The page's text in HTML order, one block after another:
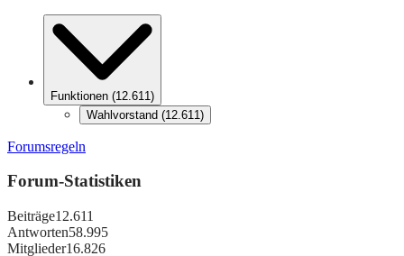
Funktionen (12.611)
Wahlvorstand (12.611)
Forumsregeln
Forum-Statistiken
Beiträge12.611
Antworten58.995
Mitglieder16.826